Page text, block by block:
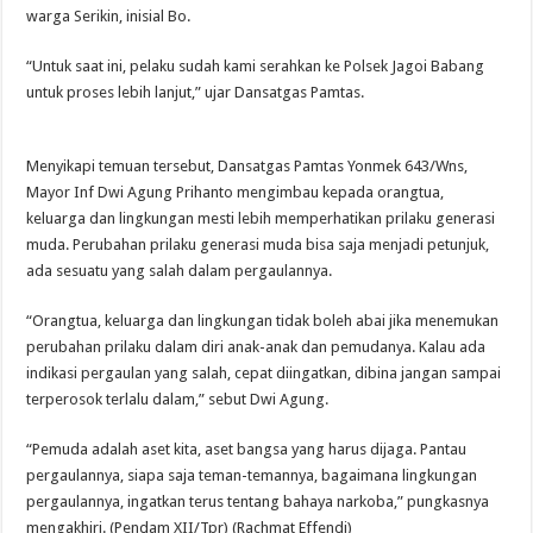
warga Serikin, inisial Bo.
“Untuk saat ini, pelaku sudah kami serahkan ke Polsek Jagoi Babang
untuk proses lebih lanjut,” ujar Dansatgas Pamtas.
Menyikapi temuan tersebut, Dansatgas Pamtas Yonmek 643/Wns,
Mayor Inf Dwi Agung Prihanto mengimbau kepada orangtua,
keluarga dan lingkungan mesti lebih memperhatikan prilaku generasi
muda. Perubahan prilaku generasi muda bisa saja menjadi petunjuk,
ada sesuatu yang salah dalam pergaulannya.
“Orangtua, keluarga dan lingkungan tidak boleh abai jika menemukan
perubahan prilaku dalam diri anak-anak dan pemudanya. Kalau ada
indikasi pergaulan yang salah, cepat diingatkan, dibina jangan sampai
terperosok terlalu dalam,” sebut Dwi Agung.
“Pemuda adalah aset kita, aset bangsa yang harus dijaga. Pantau
pergaulannya, siapa saja teman-temannya, bagaimana lingkungan
pergaulannya, ingatkan terus tentang bahaya narkoba,” pungkasnya
mengakhiri. (Pendam XII/Tpr) (Rachmat Effendi)